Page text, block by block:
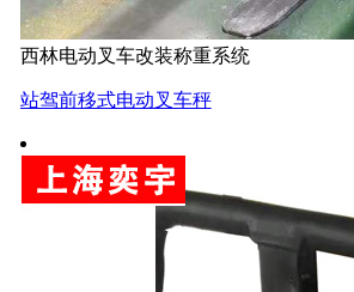
西林电动叉车改装称重系统
站驾前移式电动叉车秤